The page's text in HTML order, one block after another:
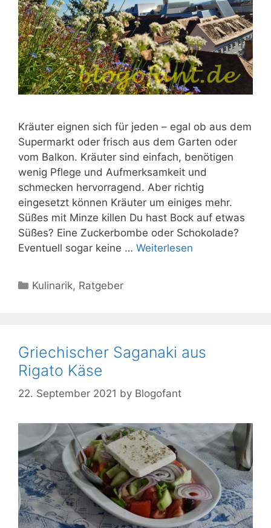
Kräuter eignen sich für jeden – egal ob aus dem
Supermarkt oder frisch aus dem Garten oder
vom Balkon. Kräuter sind einfach, benötigen
wenig Pflege und Aufmerksamkeit und
schmecken hervorragend. Aber richtig
eingesetzt können Kräuter um einiges mehr.
Süßes mit Minze killen Du hast Bock auf etwas
Süßes? Eine Zuckerbombe oder Schokolade?
Eventuell sogar keine … Weiterlesen
Kategorien
Kulinarik, Ratgeber
Griechischer Saganaki aus
Rigato Käse
22. September 2021 by Blogofant